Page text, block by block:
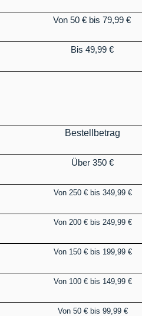
Von 50 € bis 79,99 €
Bis 49,99 €
Bestellbetrag
Über 350 €
Von 250 € bis 349,99 €
Von 200 € bis 249,99 €
Von 150 € bis 199,99 €
Von 100 € bis 149,99 €
Von 50 € bis 99,99 €